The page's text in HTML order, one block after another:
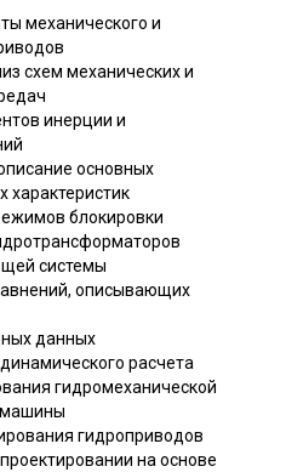
механического и
схем механических и
инерции и
основных
характеристик
блокировки
системы
описывающих
данных
расчета
гидромеханической
машины
гидроприводов
на основе